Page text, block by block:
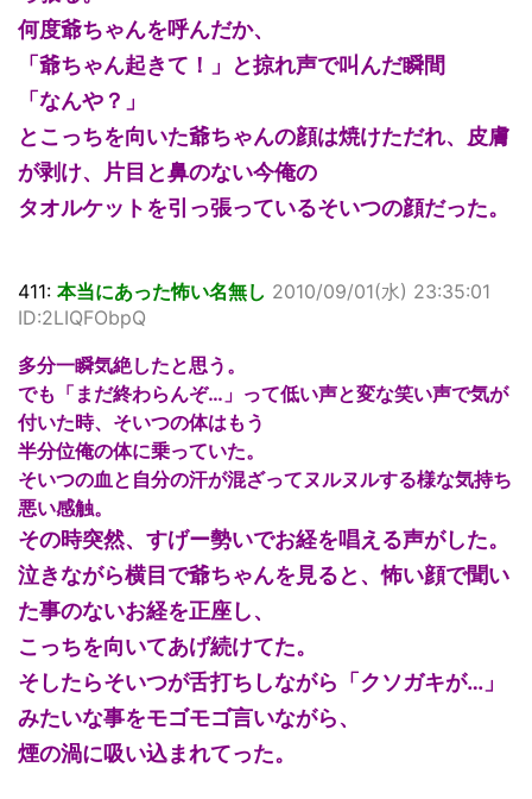
何度爺ちゃんを呼んだか、
「爺ちゃん起きて！」と掠れ声で叫んだ瞬間
「なんや？」
とこっちを向いた爺ちゃんの顔は焼けただれ、皮膚
が剥け、片目と鼻のない今俺の
タオルケットを引っ張っているそいつの顔だった。
411: 本当にあった怖い名無し 2010/09/01(水) 23:35:01
ID:2LIQFObpQ
多分一瞬気絶したと思う。
でも「まだ終わらんぞ…」って低い声と変な笑い声で気が
付いた時、そいつの体はもう
半分位俺の体に乗っていた。
そいつの血と自分の汗が混ざってヌルヌルする様な気持ち
悪い感触。
その時突然、すげー勢いでお経を唱える声がした。
泣きながら横目で爺ちゃんを見ると、怖い顔で聞い
た事のないお経を正座し、
こっちを向いてあげ続けてた。
そしたらそいつが舌打ちしながら「クソガキが…」
みたいな事をモゴモゴ言いながら、
煙の渦に吸い込まれてった。